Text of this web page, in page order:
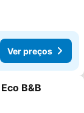
Ver preços
favoritos
B&B